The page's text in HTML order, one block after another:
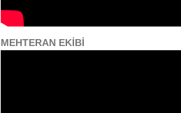
MEHTERAN EKİBİ